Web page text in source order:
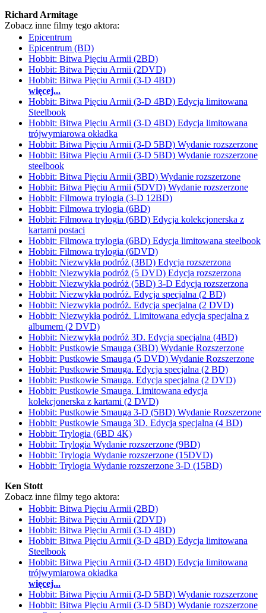
Richard Armitage
Zobacz inne filmy tego aktora:
Epicentrum
Epicentrum (BD)
Hobbit: Bitwa Pięciu Armii (2BD)
Hobbit: Bitwa Pięciu Armii (2DVD)
Hobbit: Bitwa Pięciu Armii (3-D 4BD)
więcej...
Hobbit: Bitwa Pięciu Armii (3-D 4BD) Edycja limitowana
Steelbook
Hobbit: Bitwa Pięciu Armii (3-D 4BD) Edycja limitowana
trójwymiarowa okładka
Hobbit: Bitwa Pięciu Armii (3-D 5BD) Wydanie rozszerzone
Hobbit: Bitwa Pięciu Armii (3-D 5BD) Wydanie rozszerzone
steelbook
Hobbit: Bitwa Pięciu Armii (3BD) Wydanie rozszerzone
Hobbit: Bitwa Pięciu Armii (5DVD) Wydanie rozszerzone
Hobbit: Filmowa trylogia (3-D 12BD)
Hobbit: Filmowa trylogia (6BD)
Hobbit: Filmowa trylogia (6BD) Edycja kolekcjonerska z
kartami postaci
Hobbit: Filmowa trylogia (6BD) Edycja limitowana steelbook
Hobbit: Filmowa trylogia (6DVD)
Hobbit: Niezwykła podróż (3BD) Edycja rozszerzona
Hobbit: Niezwykła podróż (5 DVD) Edycja rozszerzona
Hobbit: Niezwykła podróż (5BD) 3-D Edycja rozszerzona
Hobbit: Niezwykła podróż. Edycja specjalna (2 BD)
Hobbit: Niezwykła podróż. Edycja specjalna (2 DVD)
Hobbit: Niezwykła podróż. Limitowana edycja specjalna z
albumem (2 DVD)
Hobbit: Niezwykła podróż 3D. Edycja specjalna (4BD)
Hobbit: Pustkowie Smauga (3BD) Wydanie Rozszerzone
Hobbit: Pustkowie Smauga (5 DVD) Wydanie Rozszerzone
Hobbit: Pustkowie Smauga. Edycja specjalna (2 BD)
Hobbit: Pustkowie Smauga. Edycja specjalna (2 DVD)
Hobbit: Pustkowie Smauga. Limitowana edycja
kolekcjonerska z kartami (2 DVD)
Hobbit: Pustkowie Smauga 3-D (5BD) Wydanie Rozszerzone
Hobbit: Pustkowie Smauga 3D. Edycja specjalna (4 BD)
Hobbit: Trylogia (6BD 4K)
Hobbit: Trylogia Wydanie rozszerzone (9BD)
Hobbit: Trylogia Wydanie rozszerzone (15DVD)
Hobbit: Trylogia Wydanie rozszerzone 3-D (15BD)
Ken Stott
Zobacz inne filmy tego aktora:
Hobbit: Bitwa Pięciu Armii (2BD)
Hobbit: Bitwa Pięciu Armii (2DVD)
Hobbit: Bitwa Pięciu Armii (3-D 4BD)
Hobbit: Bitwa Pięciu Armii (3-D 4BD) Edycja limitowana
Steelbook
Hobbit: Bitwa Pięciu Armii (3-D 4BD) Edycja limitowana
trójwymiarowa okładka
więcej...
Hobbit: Bitwa Pięciu Armii (3-D 5BD) Wydanie rozszerzone
Hobbit: Bitwa Pięciu Armii (3-D 5BD) Wydanie rozszerzone